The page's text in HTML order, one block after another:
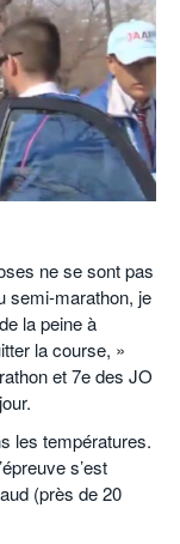
ne se sont pas
semi-marathon, je
la peine à
la course, »
et 7e des JO
les températures.
s’est
(près de 20